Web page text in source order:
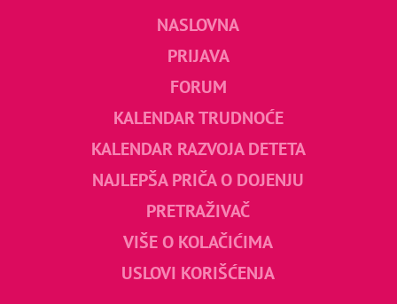
NASLOVNA
PRIJAVA
FORUM
KALENDAR TRUDNOĆE
KALENDAR RAZVOJA DETETA
NAJLEPŠA PRIČA O DOJENJU
PRETRAŽIVAČ
VIŠE O KOLAČIĆIMA
USLOVI KORIŠĆENJA